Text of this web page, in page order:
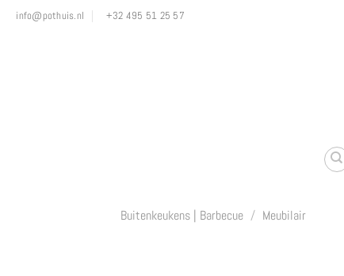
info@pothuis.nl +32 495 51 25 57
Buitenkeukens | Barbecue / Meubilair